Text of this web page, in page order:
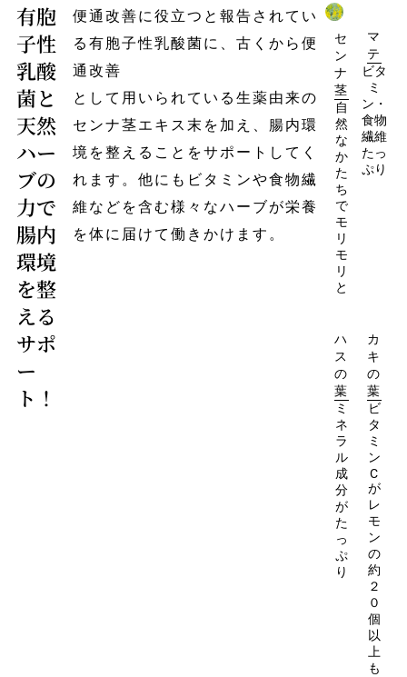
有胞
子性
乳酸
菌と
天然
ハー
ブの
力で
腸内
環境
を整
える
サポ
ー
ト！
便通改善に役立つと報告されてい
る有胞子性乳酸菌に、古くから便
通改善
として用いられている生薬由来の
センナ茎エキス末を加え、腸内環
境を整えることをサポートしてく
れます。他にもビタミンや食物繊
維などを含む様々なハーブが栄養
を体に届けて働きかけます。
セ
ン
ナ
茎
自
然
な
か
た
ち
で
モ
リ
モ
リ
と
マ
テ
ビタ
ミ
ン・
食物
繊維
たっ
ぷり
ハ
ス
の
葉
ミ
ネ
ラ
ル
成
分
が
た
っ
ぷ
り
カ
キ
の
葉
ビ
タ
ミ
ン
C
が
レ
モ
ン
の
約
２
０
個
以
上
も